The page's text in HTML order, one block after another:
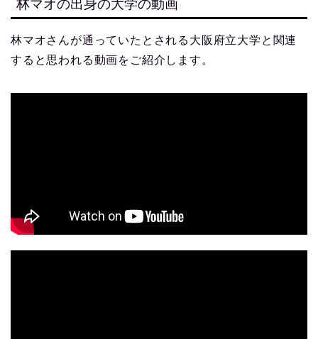
林マオの出身の大学の動画
林マオさんが通っていたとされる大阪府立大学と関連
すると思われる動画をご紹介します。